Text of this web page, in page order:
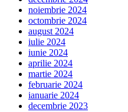
noiembrie 2024
octombrie 2024
august 2024
iulie 2024
iunie 2024
aprilie 2024
martie 2024
februarie 2024
ianuarie 2024
decembrie 2023